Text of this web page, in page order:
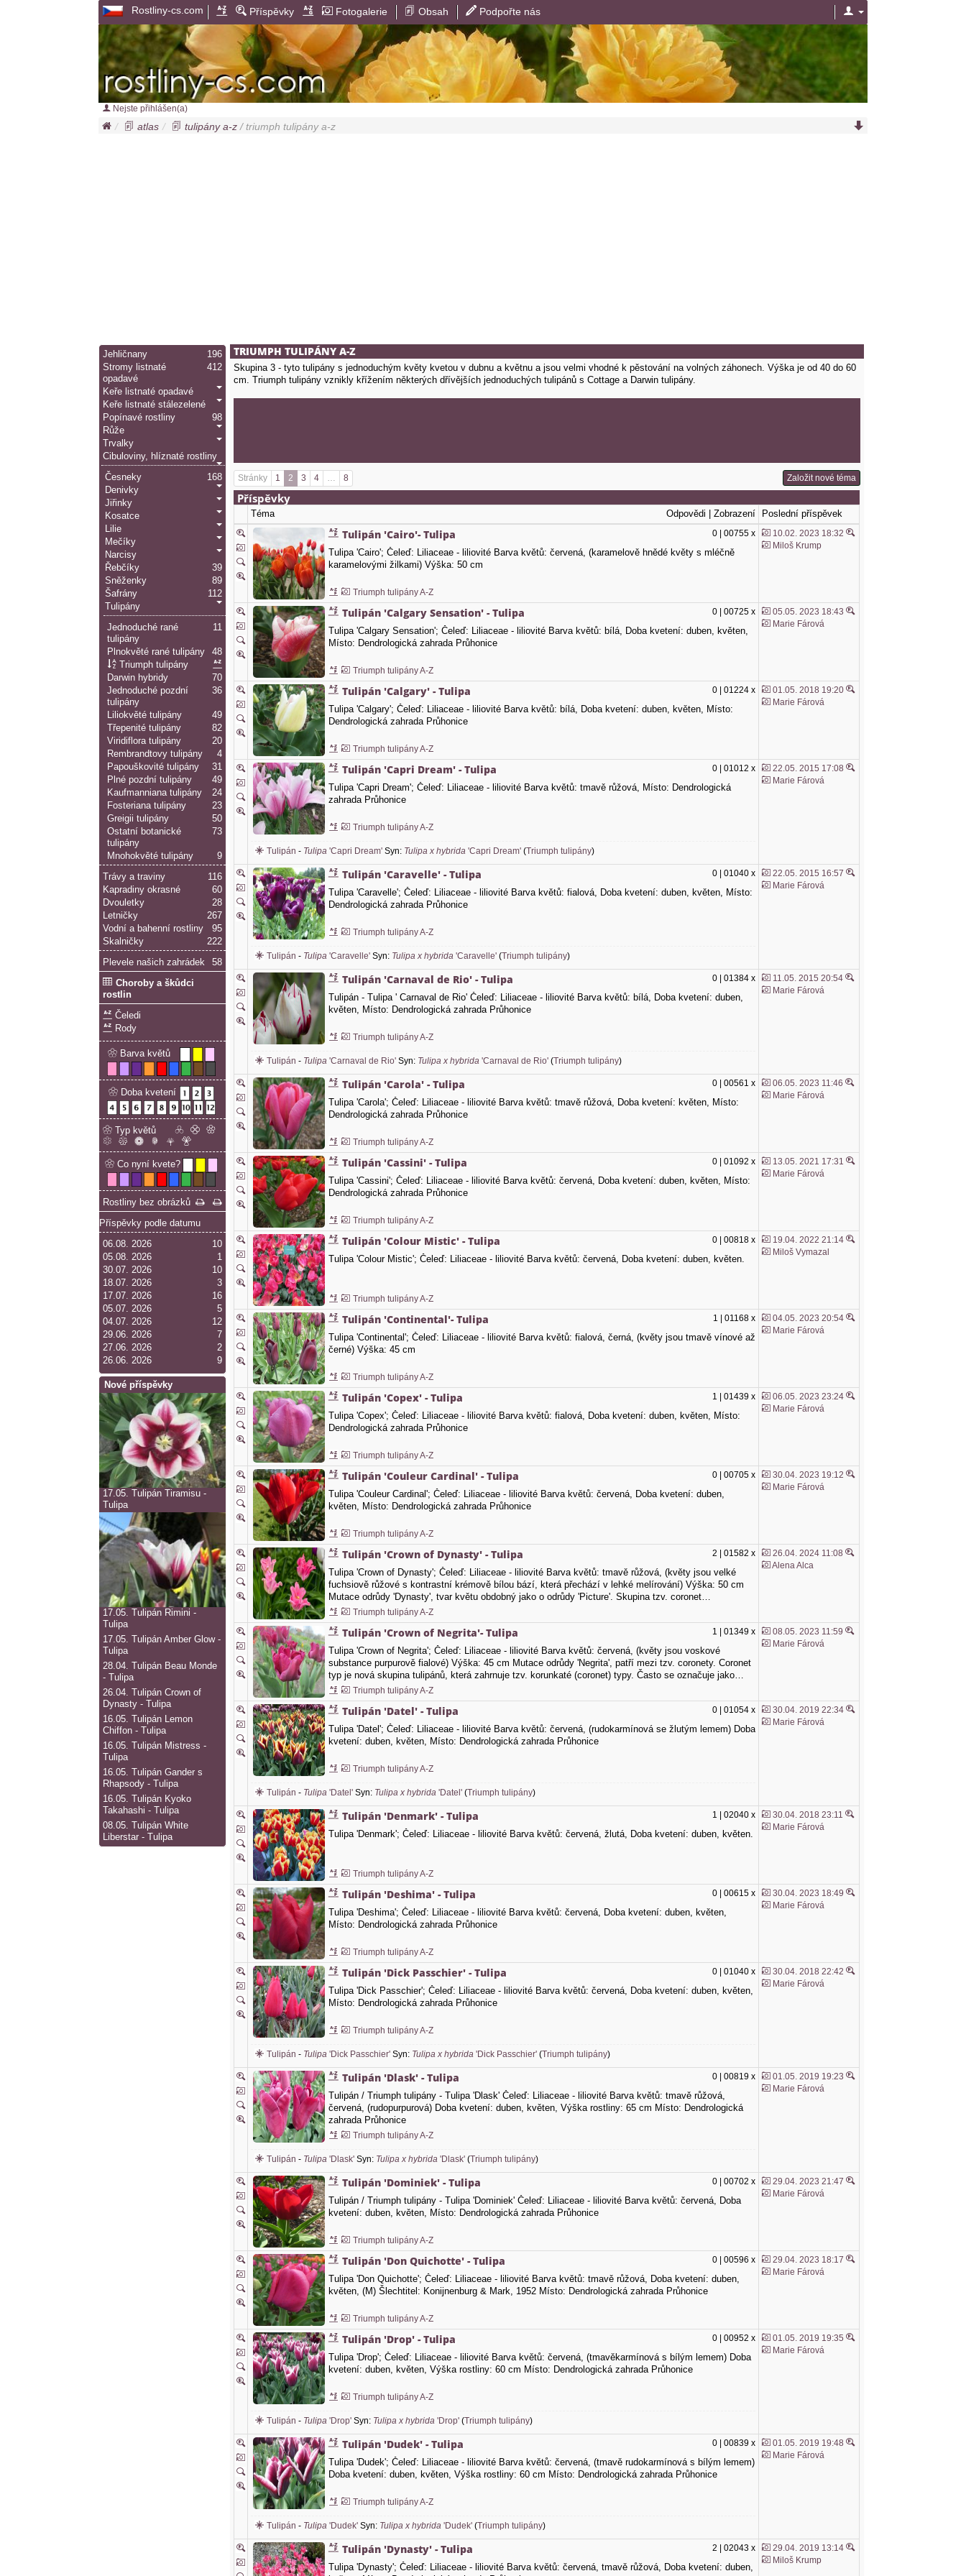
Rostliny-cs.com Příspěvky Fotogalerie Obsah Podpořte nás
Nejste přihlášen(a)
atlas tulipány a-z / triumph tulipány a-z
TRIUMPH TULIPÁNY A-Z
Skupina 3 - tyto tulipány s jednoduchým květy kvetou v dubnu a květnu a jsou velmi vhodné k pěstování na volných záhonech. Výška je od 40 do 60
cm. Triumph tulipány vznikly křížením některých dřívějších jednoduchých tulipánů s Cottage a Darwin tulipány.
Stránky 1 2 3 4 8 Založit nové téma
Příspěvky
Téma Odpovědi | Zobrazení
Poslední příspěvek
0 | 00755 x
Tulipán 'Cairo'- Tulipa
Tulipa 'Cairo'; Čeleď: Liliaceae - liliovité Barva květů: červená, (karamelově hnědé květy s mléčně
karamelovými žilkami) Výška: 50 cm
Triumph tulipány A-Z
10.02. 2023 18:32
Miloš Krump
0 | 00725 x
Tulipán 'Calgary Sensation' - Tulipa
Tulipa 'Calgary Sensation'; Čeleď: Liliaceae - liliovité Barva květů: bílá, Doba kvetení: duben, květen,
Místo: Dendrologická zahrada Průhonice
Triumph tulipány A-Z
05.05. 2023 18:43
Marie Fárová
0 | 01224 x
Tulipán 'Calgary' - Tulipa
Tulipa 'Calgary'; Čeleď: Liliaceae - liliovité Barva květů: bílá, Doba kvetení: duben, květen, Místo:
Dendrologická zahrada Průhonice
Triumph tulipány A-Z
01.05. 2018 19:20
Marie Fárová
0 | 01012 x
Tulipán 'Capri Dream' - Tulipa
Tulipa 'Capri Dream'; Čeleď: Liliaceae - liliovité Barva květů: tmavě růžová, Místo: Dendrologická
zahrada Průhonice
Triumph tulipány A-Z
Tulipán - Tulipa 'Capri Dream'Syn: Tulipa x hybrida 'Capri Dream' (Triumph tulipány)
22.05. 2015 17:08
Marie Fárová
0 | 01040 x
Tulipán 'Caravelle' - Tulipa
Tulipa 'Caravelle'; Čeleď: Liliaceae - liliovité Barva květů: fialová, Doba kvetení: duben, květen, Místo:
Dendrologická zahrada Průhonice
Triumph tulipány A-Z
Tulipán - Tulipa 'Caravelle'Syn: Tulipa x hybrida 'Caravelle' (Triumph tulipány)
22.05. 2015 16:57
Marie Fárová
0 | 01384 x
Tulipán 'Carnaval de Rio' - Tulipa
Tulipán - Tulipa ' Carnaval de Rio' Čeleď: Liliaceae - liliovité Barva květů: bílá, Doba kvetení: duben,
květen, Místo: Dendrologická zahrada Průhonice
Triumph tulipány A-Z
Tulipán - Tulipa 'Carnaval de Rio'Syn: Tulipa x hybrida 'Carnaval de Rio' (Triumph tulipány)
11.05. 2015 20:54
Marie Fárová
0 | 00561 x
Tulipán 'Carola' - Tulipa
Tulipa 'Carola'; Čeleď: Liliaceae - liliovité Barva květů: tmavě růžová, Doba kvetení: květen, Místo:
Dendrologická zahrada Průhonice
Triumph tulipány A-Z
06.05. 2023 11:46
Marie Fárová
0 | 01092 x
Tulipán 'Cassini' - Tulipa
Tulipa 'Cassini'; Čeleď: Liliaceae - liliovité Barva květů: červená, Doba kvetení: duben, květen, Místo:
Dendrologická zahrada Průhonice
Triumph tulipány A-Z
13.05. 2021 17:31
Marie Fárová
0 | 00818 x
Tulipán 'Colour Mistic' - Tulipa
Tulipa 'Colour Mistic'; Čeleď: Liliaceae - liliovité Barva květů: červená, Doba kvetení: duben, květen.
Triumph tulipány A-Z
19.04. 2022 21:14
Miloš Vymazal
1 | 01168 x
Tulipán 'Continental'- Tulipa
Tulipa 'Continental'; Čeleď: Liliaceae - liliovité Barva květů: fialová, černá, (květy jsou tmavě vínové až
černé) Výška: 45 cm
Triumph tulipány A-Z
04.05. 2023 20:54
Marie Fárová
1 | 01439 x
Tulipán 'Copex' - Tulipa
Tulipa 'Copex'; Čeleď: Liliaceae - liliovité Barva květů: fialová, Doba kvetení: duben, květen, Místo:
Dendrologická zahrada Průhonice
Triumph tulipány A-Z
06.05. 2023 23:24
Marie Fárová
0 | 00705 x
Tulipán 'Couleur Cardinal' - Tulipa
Tulipa 'Couleur Cardinal'; Čeleď: Liliaceae - liliovité Barva květů: červená, Doba kvetení: duben,
květen, Místo: Dendrologická zahrada Průhonice
Triumph tulipány A-Z
30.04. 2023 19:12
Marie Fárová
2 | 01582 x
Tulipán 'Crown of Dynasty' - Tulipa
Tulipa 'Crown of Dynasty'; Čeleď: Liliaceae - liliovité Barva květů: tmavě růžová, (květy jsou velké
fuchsiově růžové s kontrastní krémově bílou bází, která přechází v lehké melírování) Výška: 50 cm
Mutace odrůdy 'Dynasty', tvar květu obdobný jako o odrůdy 'Picture'. Skupina tzv. coronet…
Triumph tulipány A-Z
26.04. 2024 11:08
Alena Alca
1 | 01349 x
Tulipán 'Crown of Negrita'- Tulipa
Tulipa 'Crown of Negrita'; Čeleď: Liliaceae - liliovité Barva květů: červená, (květy jsou voskové
substance purpurově fialové) Výška: 45 cm Mutace odrůdy 'Negrita', patří mezi tzv. coronety. Coronet
typ je nová skupina tulipánů, která zahrnuje tzv. korunkaté (coronet) typy. Často se označuje jako…
Triumph tulipány A-Z
08.05. 2023 11:59
Marie Fárová
0 | 01054 x
Tulipán 'Datel' - Tulipa
Tulipa 'Datel'; Čeleď: Liliaceae - liliovité Barva květů: červená, (rudokarmínová se žlutým lemem) Doba
kvetení: duben, květen, Místo: Dendrologická zahrada Průhonice
Triumph tulipány A-Z
Tulipán - Tulipa 'Datel'Syn: Tulipa x hybrida 'Datel' (Triumph tulipány)
30.04. 2019 22:34
Marie Fárová
1 | 02040 x
Tulipán 'Denmark' - Tulipa
Tulipa 'Denmark'; Čeleď: Liliaceae - liliovité Barva květů: červená, žlutá, Doba kvetení: duben, květen.
Triumph tulipány A-Z
30.04. 2018 23:11
Marie Fárová
0 | 00615 x
Tulipán 'Deshima' - Tulipa
Tulipa 'Deshima'; Čeleď: Liliaceae - liliovité Barva květů: červená, Doba kvetení: duben, květen,
Místo: Dendrologická zahrada Průhonice
Triumph tulipány A-Z
30.04. 2023 18:49
Marie Fárová
0 | 01040 x
Tulipán 'Dick Passchier' - Tulipa
Tulipa 'Dick Passchier'; Čeleď: Liliaceae - liliovité Barva květů: červená, Doba kvetení: duben, květen,
Místo: Dendrologická zahrada Průhonice
Triumph tulipány A-Z
Tulipán - Tulipa 'Dick Passchier'Syn: Tulipa x hybrida 'Dick Passchier' (Triumph tulipány)
30.04. 2018 22:42
Marie Fárová
0 | 00819 x
Tulipán 'Dlask' - Tulipa
Tulipán / Triumph tulipány - Tulipa 'Dlask' Čeleď: Liliaceae - liliovité Barva květů: tmavě růžová,
červená, (rudopurpurová) Doba kvetení: duben, květen, Výška rostliny: 65 cm Místo: Dendrologická
zahrada Průhonice
Triumph tulipány A-Z
Tulipán - Tulipa 'Dlask'Syn: Tulipa x hybrida 'Dlask' (Triumph tulipány)
01.05. 2019 19:23
Marie Fárová
0 | 00702 x
Tulipán 'Dominiek' - Tulipa
Tulipán / Triumph tulipány - Tulipa 'Dominiek' Čeleď: Liliaceae - liliovité Barva květů: červená, Doba
kvetení: duben, květen, Místo: Dendrologická zahrada Průhonice
Triumph tulipány A-Z
29.04. 2023 21:47
Marie Fárová
0 | 00596 x
Tulipán 'Don Quichotte' - Tulipa
Tulipa 'Don Quichotte'; Čeleď: Liliaceae - liliovité Barva květů: tmavě růžová, Doba kvetení: duben,
květen, (M) Šlechtitel: Konijnenburg & Mark, 1952 Místo: Dendrologická zahrada Průhonice
Triumph tulipány A-Z
29.04. 2023 18:17
Marie Fárová
0 | 00952 x
Tulipán 'Drop' - Tulipa
Tulipa 'Drop'; Čeleď: Liliaceae - liliovité Barva květů: červená, (tmavěkarmínová s bílým lemem) Doba
kvetení: duben, květen, Výška rostliny: 60 cm Místo: Dendrologická zahrada Průhonice
Triumph tulipány A-Z
Tulipán - Tulipa 'Drop'Syn: Tulipa x hybrida 'Drop' (Triumph tulipány)
01.05. 2019 19:35
Marie Fárová
0 | 00839 x
Tulipán 'Dudek' - Tulipa
Tulipa 'Dudek'; Čeleď: Liliaceae - liliovité Barva květů: červená, (tmavě rudokarmínová s bílým lemem)
Doba kvetení: duben, květen, Výška rostliny: 60 cm Místo: Dendrologická zahrada Průhonice
Triumph tulipány A-Z
Tulipán - Tulipa 'Dudek'Syn: Tulipa x hybrida 'Dudek' (Triumph tulipány)
01.05. 2019 19:48
Marie Fárová
2 | 02043 x
Tulipán 'Dynasty' - Tulipa
Tulipa 'Dynasty'; Čeleď: Liliaceae - liliovité Barva květů: červená, tmavě růžová, Doba kvetení: duben,
29.04. 2019 13:14
Miloš Krump
196
Jehličnany
412
Stromy listnaté
opadavé
Keře listnaté opadavé
Keře listnaté stálezelené
98
Popínavé rostliny
Růže
Trvalky
Cibuloviny, hlíznaté rostliny
168
Česneky
Denivky
Jiřinky
Kosatce
Lilie
Mečíky
Narcisy
39
Řebčíky
89
Sněženky
112
Šafrány
Tulipány
11
Jednoduché rané
tulipány
48
Plnokvěté rané tulipány
Triumph tulipány
70
Darwin hybridy
36
Jednoduché pozdní
tulipány
49
Liliokvěté tulipány
82
Třepenité tulipány
20
Viridiflora tulipány
4
Rembrandtovy tulipány
31
Papouškovité tulipány
49
Plné pozdní tulipány
24
Kaufmanniana tulipány
23
Fosteriana tulipány
50
Greigii tulipány
73
Ostatní botanické
tulipány
9
Mnohokvěté tulipány
116
Trávy a traviny
60
Kapradiny okrasné
28
Dvouletky
267
Letničky
95
Vodní a bahenní rostliny
222
Skalničky
58
Plevele našich zahrádek
Choroby a škůdci
rostlin
Čeledi
Rody
Barva květů
Doba kvetení
Typ květů
Co nyní kvete?
Rostliny bez obrázků
Příspěvky podle datumu
10
06.08. 2026
1
05.08. 2026
10
30.07. 2026
3
18.07. 2026
16
17.07. 2026
5
05.07. 2026
12
04.07. 2026
7
29.06. 2026
2
27.06. 2026
9
26.06. 2026
Nové příspěvky
17.05.
Tulipán Tiramisu -
Tulipa
17.05.
Tulipán Rimini -
Tulipa
17.05.
Tulipán Amber Glow -
Tulipa
28.04.
Tulipán Beau Monde
- Tulipa
26.04.
Tulipán Crown of
Dynasty - Tulipa
16.05.
Tulipán Lemon
Chiffon - Tulipa
16.05.
Tulipán Mistress -
Tulipa
16.05.
Tulipán Gander s
Rhapsody - Tulipa
16.05.
Tulipán Kyoko
Takahashi - Tulipa
08.05.
Tulipán White
Liberstar - Tulipa